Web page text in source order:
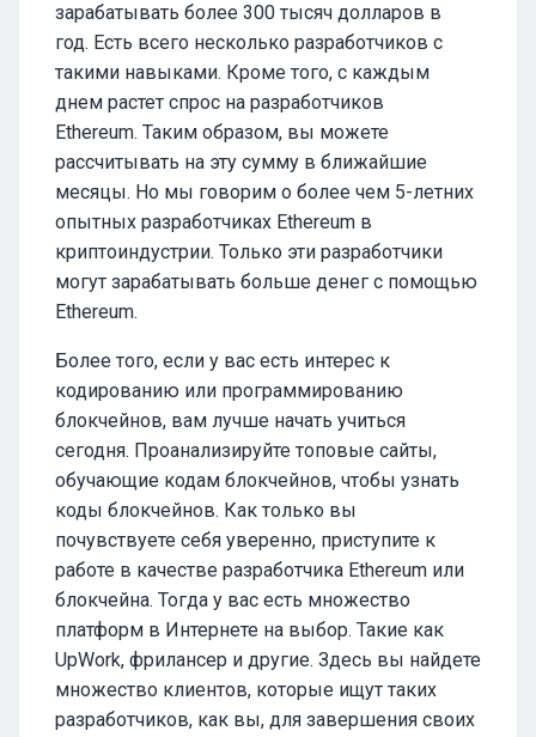
зарабатывать более 300 тысяч долларов в
год. Есть всего несколько разработчиков с
такими навыками. Кроме того, с каждым
днем ​​растет спрос на разработчиков
Ethereum. Таким образом, вы можете
рассчитывать на эту сумму в ближайшие
месяцы. Но мы говорим о более чем 5-летних
опытных разработчиках Ethereum в
криптоиндустрии. Только эти разработчики
могут зарабатывать больше денег с помощью
Ethereum.
Более того, если у вас есть интерес к
кодированию или программированию
блокчейнов, вам лучше начать учиться
сегодня. Проанализируйте топовые сайты,
обучающие кодам блокчейнов, чтобы узнать
коды блокчейнов. Как только вы
почувствуете себя уверенно, приступите к
работе в качестве разработчика Ethereum или
блокчейна. Тогда у вас есть множество
платформ в Интернете на выбор. Такие как
UpWork, фрилансер и другие. Здесь вы найдете
множество клиентов, которые ищут таких
разработчиков, как вы, для завершения своих